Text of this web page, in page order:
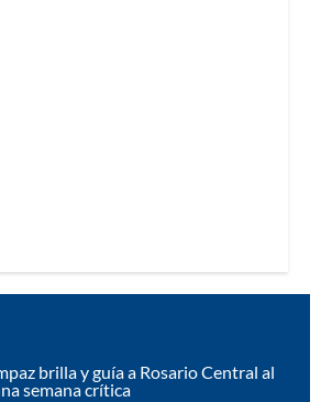
brilla y guía a Rosario Central al
semana crítica